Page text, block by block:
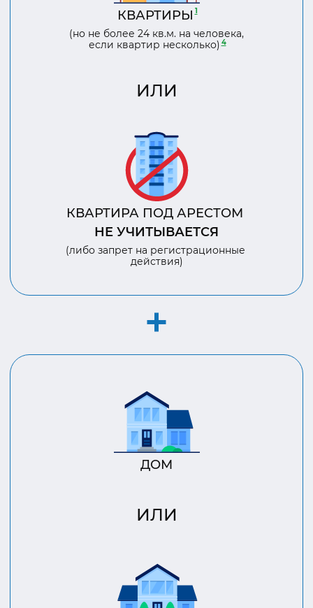
КВАРТИРЫ 1
(но не более 24 кв.м. на человека,
если квартир несколько) 4
ИЛИ
КВАРТИРА ПОД АРЕСТОМ
НЕ УЧИТЫВАЕТСЯ
(либо запрет на регистрационные
действия)
ДОМ
ИЛИ